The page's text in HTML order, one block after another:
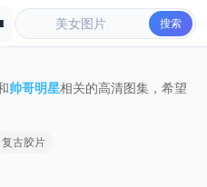
搜索
帅哥明星相关的高清图集，希望
复古胶片